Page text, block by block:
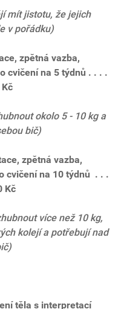
mít jistotu, že jejich
v pořádku)
zpětná vazba,
cvičenína 5 týdnů . . . .
okolo 5 - 10 kg a
bič)
zpětná vazba,
cvičení na 10 týdnů . . .
Kč
více než 10 kg,
kolejí a potřebují nad
těla s interpretací